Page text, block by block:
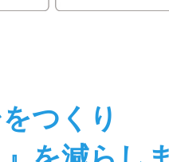
つくり